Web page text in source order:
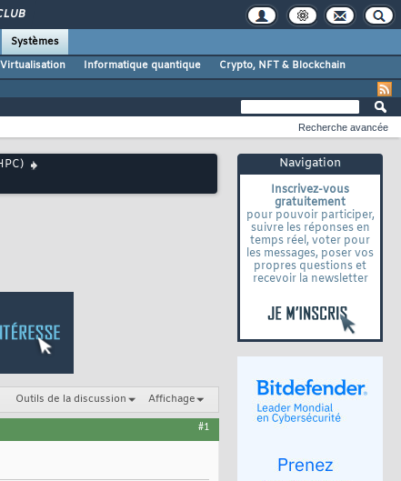
Systèmes
Virtualisation Informatique quantique
Crypto, NFT & Blockchain
Navigation
Inscrivez-vous
gratuitement
pour pouvoir participer,
suivre les réponses en
temps réel, voter pour
les messages, poser vos
propres questions et
recevoir la newsletter
Recherche avancée
Outils de la discussion Affichage
#1